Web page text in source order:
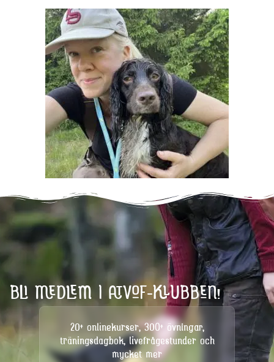
BLI MEDLEM I ATVOF-KLUBBEN!
20+ onlinekurser, 300+ övningar,
träningsdagbok, livefrågestunder och
mycket mer